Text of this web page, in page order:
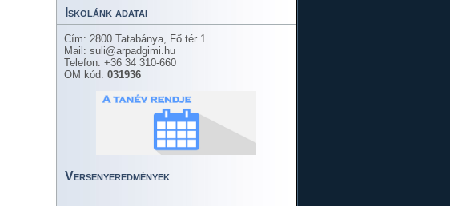
Iskolánk adatai
Cím: 2800 Tatabánya, Fő tér 1.
Mail: suli@arpadgimi.hu
Telefon: +36 34 310-660
OM kód: 031936
Versenyeredmények